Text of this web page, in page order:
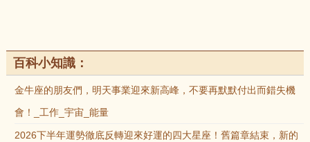
百科小知識：
金牛座的朋友們，明天事業迎來新高峰，不要再默默付出而錯失機
會！_工作_宇宙_能量
2026下半年運勢徹底反轉迎來好運的四大星座！舊篇章結束，新的